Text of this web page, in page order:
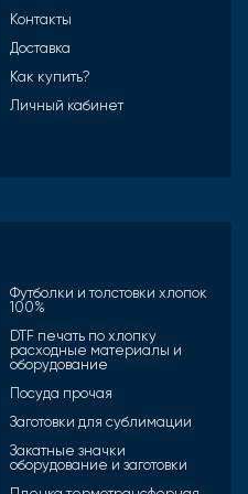
Контакты
Доставка
Как купить?
Личный кабинет
Футболки и толстовки хлопок
100%
DTF печать по хлопку
расходные материалы и
оборудование
Посуда прочая
Заготовки для сублимации
Закатные значки
оборудование и заготовки